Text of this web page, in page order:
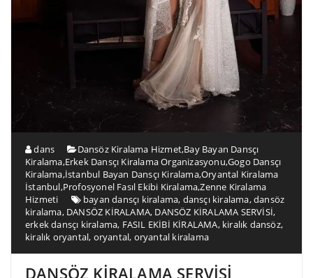
dans Dansöz Kiralama Hizmet,Bay Bayan Dansçı
Kiralama,Erkek Dansçı Kiralama Organizasyonu,Gogo Dansçı
Kiralama,İstanbul Bayan Dansçı Kiralama,Oryantal Kiralama
İstanbul,Profosyonel Fasıl Ekibi Kiralama,Zenne Kiralama
Hizmeti
bayan dansçı kiralama, dansçı kiralama,dansöz
kiralama, DANSÖZ KİRALAMA, DANSÖZ KİRALAMA SERVİSİ,
erkek dansçı kiralama, FASIL EKİBİ KİRALAMA, kiralık dansöz,
kiralık oryantal, oryantal, oryantal kiralama
DANSÖZ KİRALAMA SERVİSİ